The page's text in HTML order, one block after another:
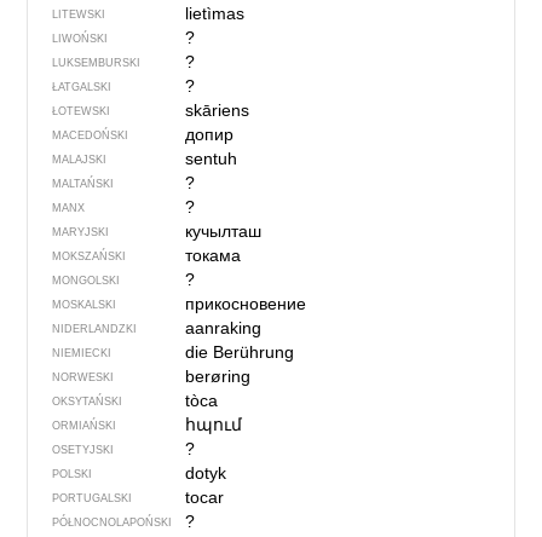
LITEWSKI lietìmas
LIWOŃSKI ?
LUKSEMBURSKI ?
ŁATGALSKI ?
ŁOTEWSKI skāriens
MACEDOŃSKI допир
MALAJSKI sentuh
MALTAŃSKI ?
MANX ?
MARYJSKI кучылташ
MOKSZAŃSKI токама
MONGOLSKI ?
MOSKALSKI прикосновение
NIDERLANDZKI aanraking
NIEMIECKI die Berührung
NORWESKI berøring
OKSYTAŃSKI tòca
ORMIAŃSKI հպում
OSETYJSKI ?
POLSKI dotyk
PORTUGALSKI tocar
PÓŁNOCNO­LA­POŃ­SKI ?